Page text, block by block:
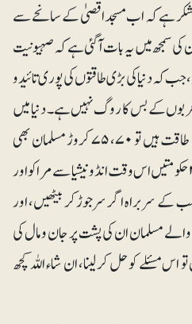
ہے کہ اب مسجداقصیٰ کے سانحے سے
کی سمجھ میں یہ بات آگئی ہے کہ صہیونیت
کہ دنیا کی بڑی طاقتوں کی پوری تائید و
کے بس کا روگ نہیں ہے۔ دنیا میں
اگر ایک کروڑ ۶۰لاکھ یہودی ایک طاقت ہیں تو ۷۰، ۷۵ کروڑ مسلمان بھی
ایک طاقت ہیں، اور ان کی ۳۰-۳۲ حکومتیں اس وقت انڈونیشیا سے مراکو اور
کے سربراہ اگر سرجوڑ کر بیٹھیں، اور
مسلمان ان کی پشت پر جان و مال کی
اس مسئلے کو حل کرلینا، ان شاء اللہ کچھ